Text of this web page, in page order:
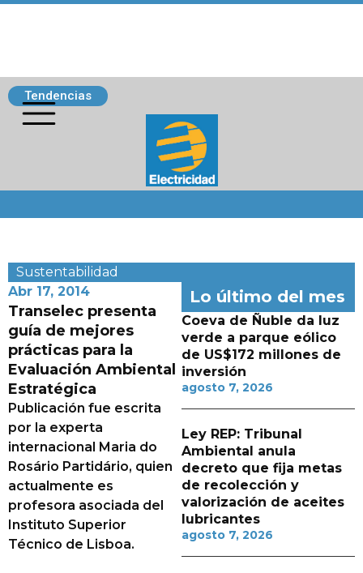
Tendencias
Sustentabilidad
Abr 17, 2014
Transelec presenta
guía de mejores
prácticas para la
Evaluación Ambiental
Estratégica
Publicación fue escrita
por la experta
internacional Maria do
Rosário Partidário, quien
actualmente es
profesora asociada del
Instituto Superior
Técnico de Lisboa.
Lo último del mes
Coeva de Ñuble da luz
verde a parque eólico
de US$172 millones de
inversión
agosto 7, 2026
Ley REP: Tribunal
Ambiental anula
decreto que fija metas
de recolección y
valorización de aceites
lubricantes
agosto 7, 2026